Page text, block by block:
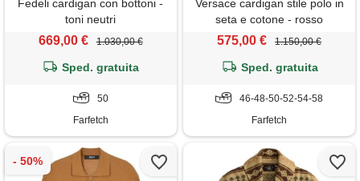
Fedeli cardigan con bottoni -
toni neutri
669,00 € 1.030,00 €
Sped. gratuita
50
Farfetch
Versace cardigan stile polo in
seta e cotone - rosso
575,00 € 1.150,00 €
Sped. gratuita
46-48-50-52-54-58
Farfetch